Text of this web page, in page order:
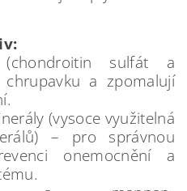
sulfát a
a zpomalují
(vysoce využitelná
– pro správnou
onemocnění a